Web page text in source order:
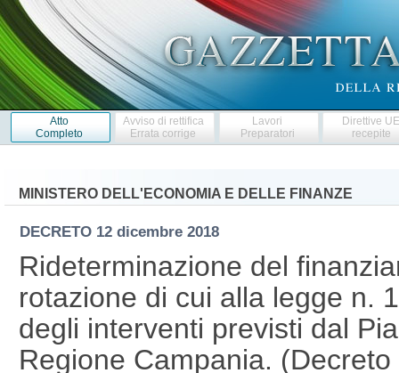
Atto
Completo
Avviso di rettifica
Errata corrige
Lavori
Preparatori
Direttive
recepite
MINISTERO DELL'ECONOMIA E DELLE FINANZE
DECRETO 12 dicembre 2018
Rideterminazione del
rotazione di cui alla legge n.
degli interventi previsti dal
Regione Campania.